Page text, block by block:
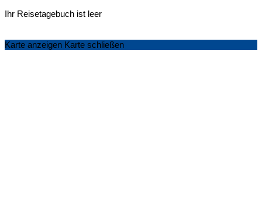
Ihr Reisetagebuch ist leer
Karte anzeigen Karte schließen